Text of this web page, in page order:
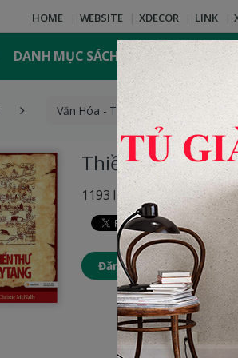
HOME WEBSITE XDECOR LINK
DANH MỤC SÁCH
Văn Hóa - Tôn Giáo
Thiền Thư Tây
1193 lượt xem
Đăng nhập để thêm